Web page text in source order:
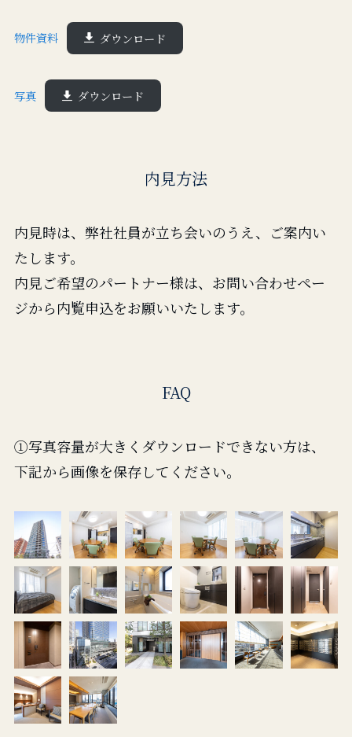
物件資料 ダウンロード
写真 ダウンロード
内見方法
内見時は、弊社社員が立ち会いのうえ、ご案内い
たします。
内見ご希望のパートナー様は、お問い合わせペー
ジから内覧申込をお願いいたします。
FAQ
①写真容量が大きくダウンロードできない方は、
下記から画像を保存してください。